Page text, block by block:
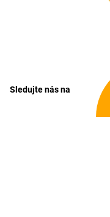
Sledujte nás na